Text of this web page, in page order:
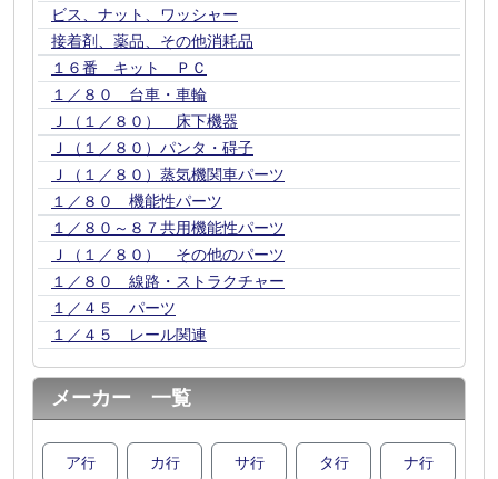
ビス、ナット、ワッシャー
接着剤、薬品、その他消耗品
１６番 キット ＰＣ
１／８０ 台車・車輪
Ｊ（１／８０） 床下機器
Ｊ（１／８０）パンタ・碍子
Ｊ（１／８０）蒸気機関車パーツ
１／８０ 機能性パーツ
１／８０～８７共用機能性パーツ
Ｊ（１／８０） その他のパーツ
１／８０ 線路・ストラクチャー
１／４５ パーツ
１／４５ レール関連
メーカー 一覧
ア行 カ行 サ行 タ行 ナ行